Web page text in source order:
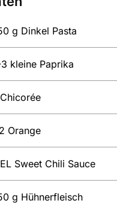
g Dinkel Pasta
kleine Paprika
Orange
Sweet Chili Sauce
g Hühnerfleisch